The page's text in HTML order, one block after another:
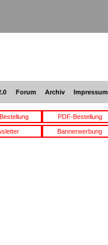
Forum Archiv Impressum
PDF-Bestellung
Bannerwerbung